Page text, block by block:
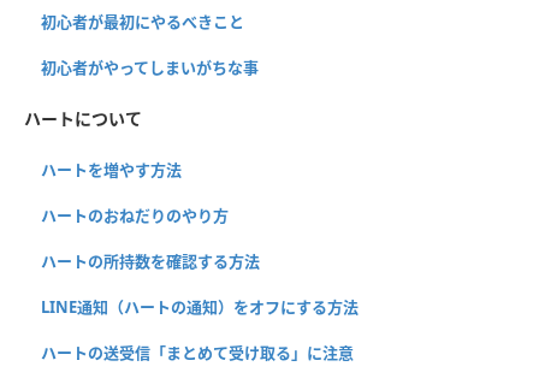
初心者が最初にやるべきこと
初心者がやってしまいがちな事
ハートについて
ハートを増やす方法
ハートのおねだりのやり方
ハートの所持数を確認する方法
LINE通知（ハートの通知）をオフにする方法
ハートの送受信「まとめて受け取る」に注意